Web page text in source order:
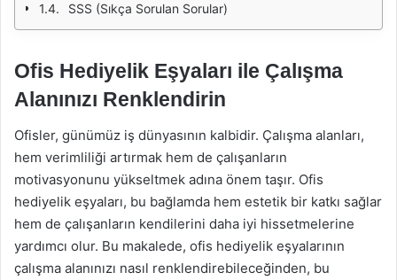
SSS (Sıkça Sorulan Sorular)
Ofis Hediyelik Eşyaları ile Çalışma
Alanınızı Renklendirin
Ofisler, günümüz iş dünyasının kalbidir. Çalışma alanları,
hem verimliliği artırmak hem de çalışanların
motivasyonunu yükseltmek adına önem taşır. Ofis
hediyelik eşyaları, bu bağlamda hem estetik bir katkı sağlar
hem de çalışanların kendilerini daha iyi hissetmelerine
yardımcı olur. Bu makalede, ofis hediyelik eşyalarının
çalışma alanınızı nasıl renklendirebileceğinden, bu